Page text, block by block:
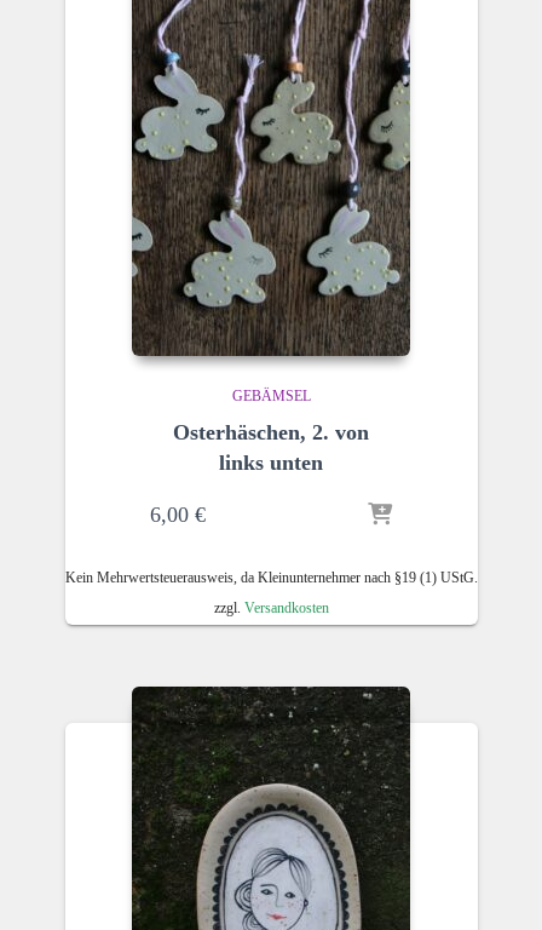
GEBÄMSEL
Osterhäschen, 2. von
links unten
6,00 €
Kein Mehrwertsteuerausweis, da Kleinunternehmer nach §19 (1) UStG.
zzgl. Versandkosten